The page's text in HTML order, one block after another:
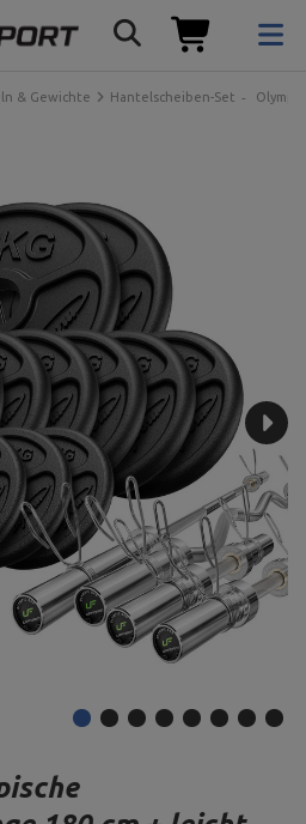
& Gewichte Hantelscheiben-Set